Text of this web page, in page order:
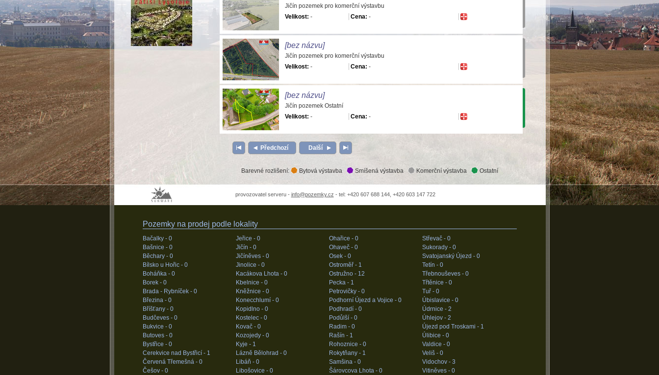
Jičín pozemek pro komerční výstavbu
Velikost: - Cena: -
[bez názvu]
Jičín pozemek pro komerční výstavbu
Velikost: - Cena: -
[bez názvu]
Jičín pozemek Ostatní
Velikost: - Cena: -
Předchozí Další
Barevné rozlišení: Bytová výstavba Smíšená výstavba Komerční výstavba Ostatní
provozovatel serveru - info@pozemky.cz - tel: +420 607 688 144, +420 603 147 722
Pozemky na prodej podle lokality
Bačalky - 0
Bašnice - 0
Běchary - 0
Bílsko u Hořic - 0
Boháňka - 0
Borek - 0
Brada - Rybníček - 0
Březina - 0
Bříšťany - 0
Budčeves - 0
Bukvice - 0
Butoves - 0
Bystřice - 0
Cerekvice nad Bystřicí - 1
Červená Třemešná - 0
Češov - 0
Jeřice - 0
Jičín - 0
Jičíněves - 0
Jinolice - 0
Kacákova Lhota - 0
Kbelnice - 0
Kněžnice - 0
Konecchlumí - 0
Kopidlno - 0
Kostelec - 0
Kovač - 0
Kozojedy - 0
Kyje - 1
Lázně Bělohrad - 0
Libáň - 0
Libošovice - 0
Ohařice - 0
Ohaveč - 0
Osek - 0
Ostroměř - 1
Ostružno - 12
Pecka - 1
Petrovičky - 0
Podhorní Újezd a Vojice - 0
Podhradí - 0
Podůlší - 0
Radim - 0
Rašín - 1
Rohoznice - 0
Rokytňany - 1
Samšina - 0
Šárovcova Lhota - 0
Střevač - 0
Sukorady - 0
Svatojanský Újezd - 0
Tetín - 0
Třebnouševes - 0
Třtěnice - 0
Tuř - 0
Úbislavice - 0
Údrnice - 2
Úhlejov - 2
Újezd pod Troskami - 1
Úlibice - 0
Valdice - 0
Veliš - 0
Vidochov - 3
Vitiněves - 0